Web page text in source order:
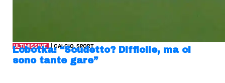
ULTIMISSIME | CALCIO, SPORT
Lobotka: “Scudetto? Difficile, ma ci
sono tante gare”